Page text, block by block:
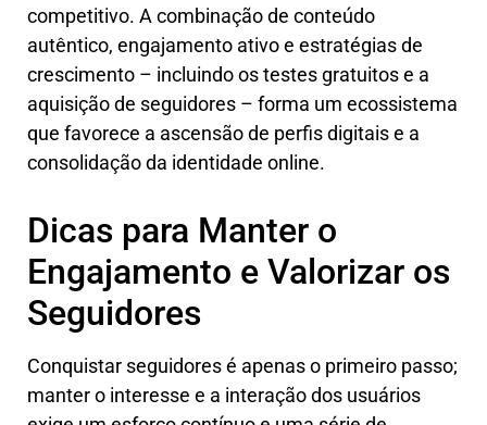
competitivo. A combinação de conteúdo
autêntico, engajamento ativo e estratégias de
crescimento – incluindo os testes gratuitos e a
aquisição de seguidores – forma um ecossistema
que favorece a ascensão de perfis digitais e a
consolidação da identidade online.
Dicas para Manter o
Engajamento e Valorizar os
Seguidores
Conquistar seguidores é apenas o primeiro passo;
manter o interesse e a interação dos usuários